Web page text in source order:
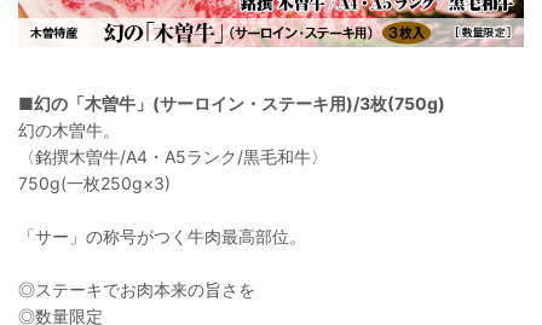
■幻の「木曽牛」(サーロイン・ステーキ用)/3枚(750g)
幻の木曽牛。
〈銘撰木曽牛/A4・A5ランク/黒毛和牛〉
750g(一枚250g×3)
「サー」の称号がつく牛肉最高部位。
◎ステーキでお肉本来の旨さを
◎数量限定